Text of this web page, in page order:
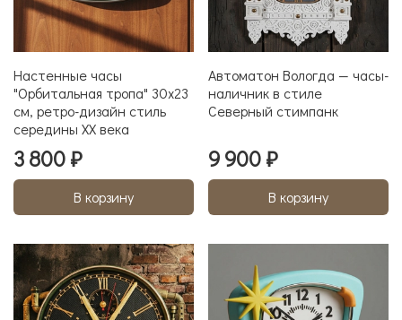
Настенные часы
"Орбитальная тропа" 30х23
см, ретро-дизайн стиль
середины XX века
3 800 ₽
В корзину
Автоматон Вологда — часы-
наличник в стиле
Северный стимпанк
9 900 ₽
В корзину